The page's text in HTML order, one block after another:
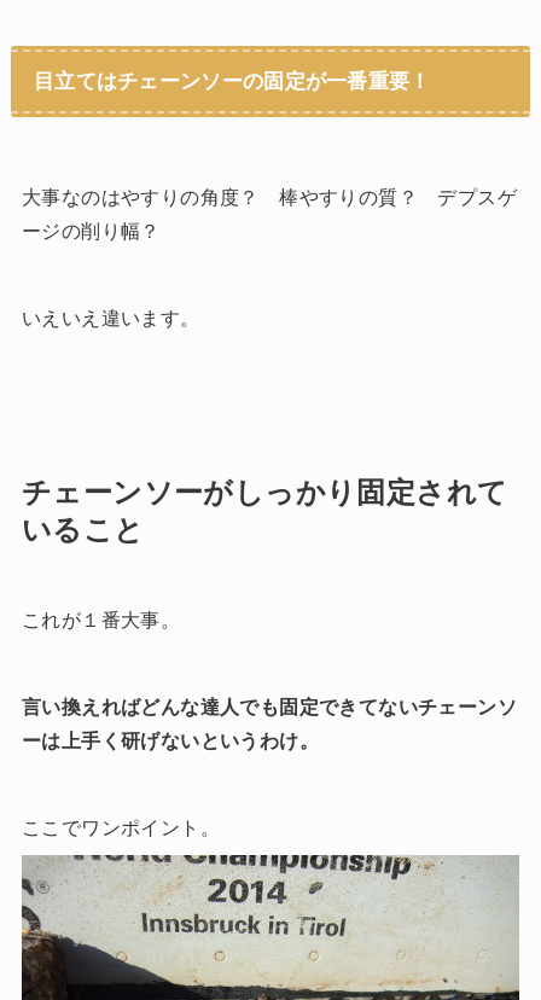
目立てはチェーンソーの固定が一番重要！
大事なのはやすりの角度？ 棒やすりの質？ デプスゲ
ージの削り幅？
いえいえ違います。
チェーンソーがしっかり固定されて
いること
これが１番大事。
言い換えればどんな達人でも固定できてないチェーンソ
ーは上手く研げないというわけ。
ここでワンポイント。